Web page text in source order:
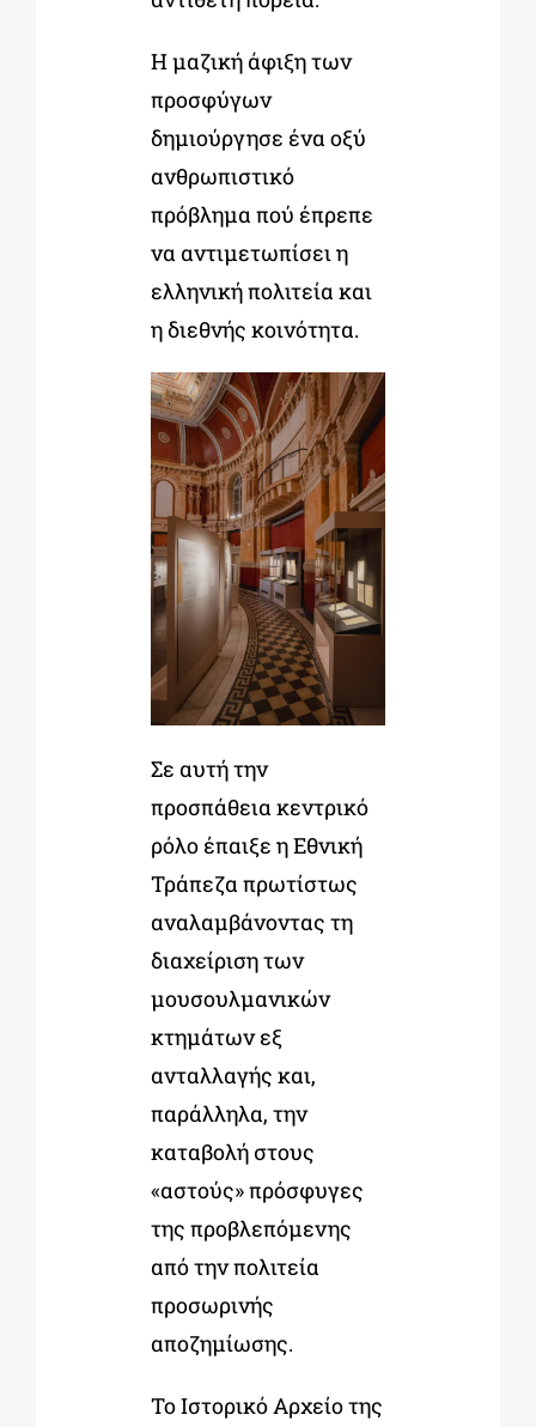
Η μαζική άφιξη των
προσφύγων
δημιούργησε ένα οξύ
ανθρωπιστικό
πρόβλημα πού έπρεπε
να αντιμετωπίσει η
ελληνική πολιτεία και
η διεθνής κοινότητα.
Σε αυτή την
προσπάθεια κεντρικό
ρόλο έπαιξε η Εθνική
Τράπεζα πρωτίστως
αναλαμβάνοντας τη
διαχείριση των
μουσουλμανικών
κτημάτων εξ
ανταλλαγής και,
παράλληλα, την
καταβολή στους
«αστούς» πρόσφυγες
της προβλεπόμενης
από την πολιτεία
προσωρινής
αποζημίωσης.
Το Ιστορικό Αρχείο της